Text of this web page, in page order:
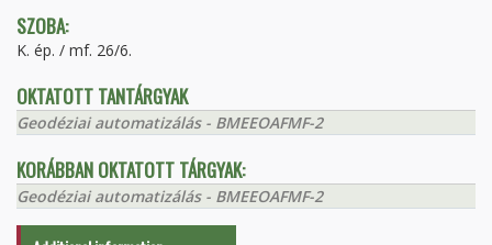
SZOBA:
K. ép. / mf. 26/6.
OKTATOTT TANTÁRGYAK
Geodéziai automatizálás - BMEEOAFMF-2
KORÁBBAN OKTATOTT TÁRGYAK:
Geodéziai automatizálás - BMEEOAFMF-2